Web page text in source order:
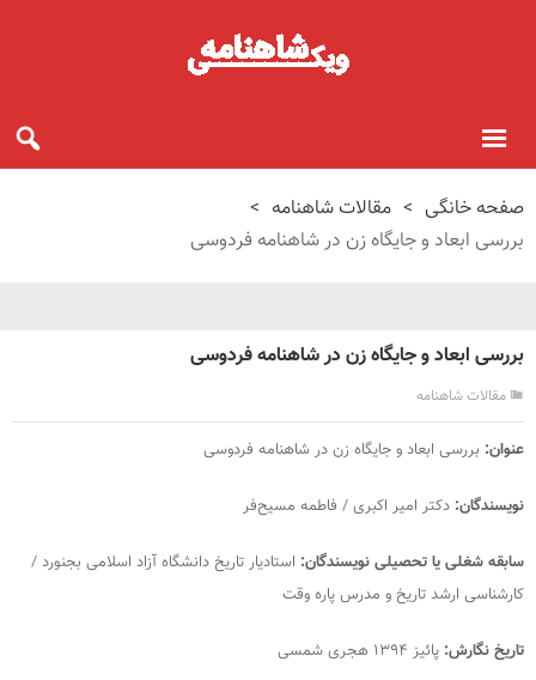
صفحه خانگی > مقالات شاهنامه >
بررسی ابعاد و جایگاه زن در شاهنامه فردوسی
بررسی ابعاد و جایگاه زن در شاهنامه فردوسی
مقالات شاهنامه
عنوان: بررسی ابعاد و جایگاه زن در شاهنامه فردوسی
نویسند‌گان: دکتر امیر اکبری / فاطمه مسیح‌فر
سابقه شغلی یا تحصیلی نویسندگان: استادیار تاریخ دانشگاه آزاد اسلامی بجنورد /
کارشناسی ارشد تاریخ و مدرس پاره وقت
تاریخ نگارش: پائیز ۱۳۹۴ هجری شمسی